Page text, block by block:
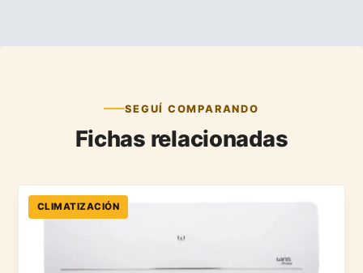
SEGUÍ COMPARANDO
Fichas relacionadas
CLIMATIZACIÓN